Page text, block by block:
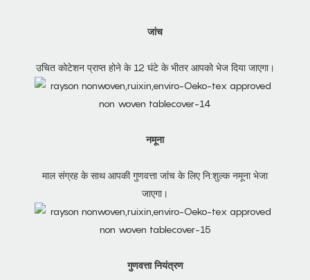
जांच
उचित कोटेशन प्राप्त होने के 12 घंटे के भीतर आपको भेज दिया जाएगा।
नमूना
माल संग्रह के साथ आपकी गुणवत्ता जांच के लिए नि:शुल्क नमूना भेजा
जाएगा।
गुणवत्ता नियंत्रण